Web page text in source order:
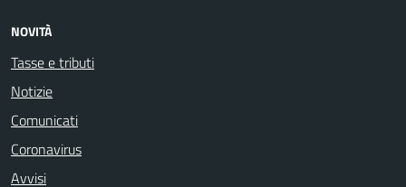
NOVITÀ
Tasse e tributi
Notizie
Comunicati
Coronavirus
Avvisi